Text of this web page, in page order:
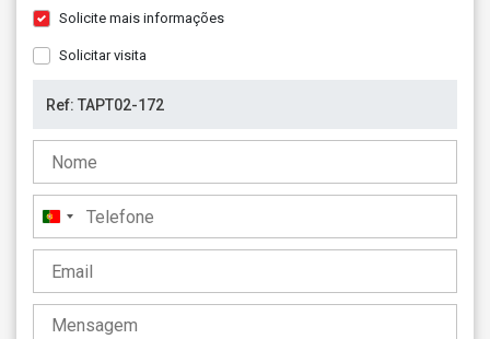
Solicite mais informações
Solicitar visita
Portugal
+351